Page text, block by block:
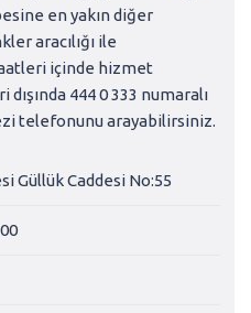
en yakın diğer
aracılığı ile
içinde hizmet
444 0 333 numaralı
telefonunu arayabilirsiniz.
Güllük Caddesi No:55